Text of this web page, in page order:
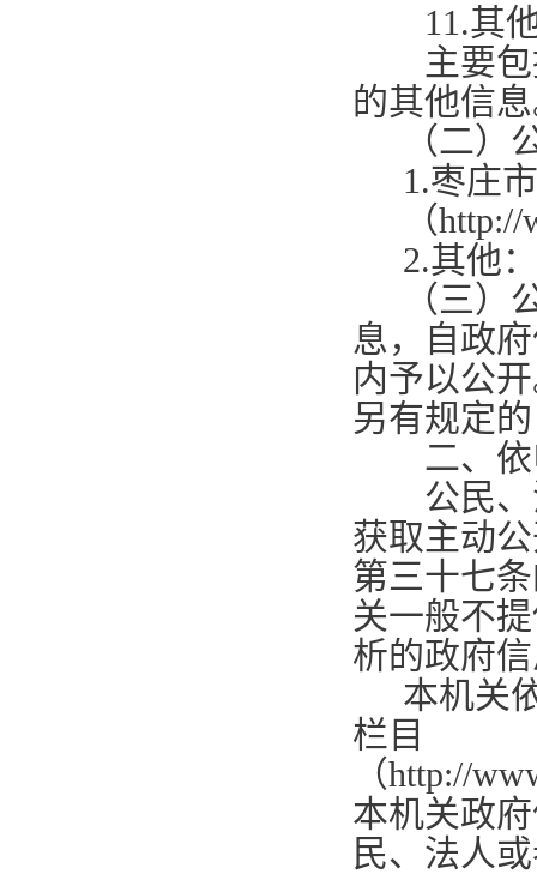
11.其
主要包
的其他信
（二）
1.枣庄
（http://
2.其他
（三）
息，自政
内予以公
另有规定
二、依
公民、
获取主动
第三十七
关一般不
析的政府
本机关
栏目
（http://
本机关政
民、法人